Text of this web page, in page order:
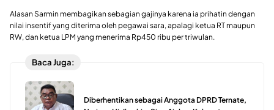
Alasan Sarmin membagikan sebagian gajinya karena ia prihatin dengan
nilai insentif yang diterima oleh pegawai sara, apalagi ketua RT maupun
RW, dan ketua LPM yang menerima Rp450 ribu per triwulan.
Baca Juga:
Diberhentikan sebagai Anggota DPRD Ternate,